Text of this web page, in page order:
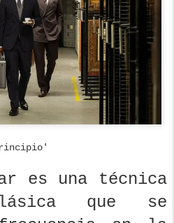
es una técnica
que se